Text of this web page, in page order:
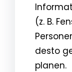
(z. B.
desto
planen.